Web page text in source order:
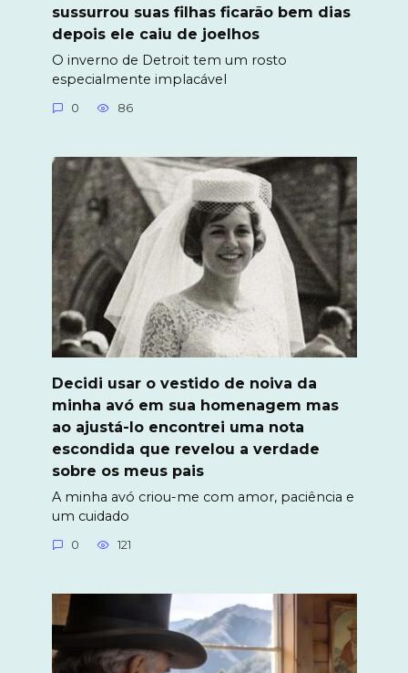
sussurrou suas filhas ficarão bem dias
depois ele caiu de joelhos
O inverno de Detroit tem um rosto
especialmente implacável
0 86
Decidi usar o vestido de noiva da
minha avó em sua homenagem mas
ao ajustá-lo encontrei uma nota
escondida que revelou a verdade
sobre os meus pais
A minha avó criou-me com amor, paciência e
um cuidado
0 121